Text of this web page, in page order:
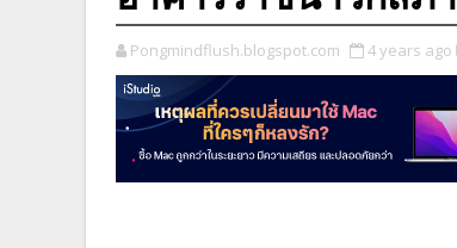
Pongmindflush.blogspot.com 4 years ago